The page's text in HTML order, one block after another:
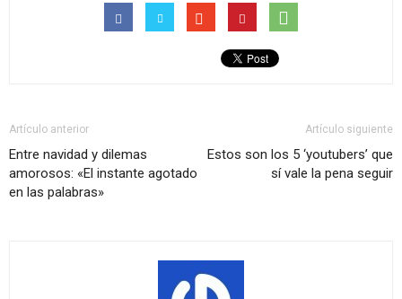
Artículo anterior
Entre navidad y dilemas
amorosos: «El instante agotado
en las palabras»
Artículo siguiente
Estos son los 5 ‘youtubers’ que
sí vale la pena seguir